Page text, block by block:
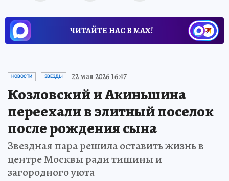
ЧИТАЙТЕ НАС В МАХ!
НОВОСТИ ЗВЕЗДЫ 22 мая 2026 16:47
Козловский и Акиньшина
переехали в элитный поселок
после рождения сына
Звездная пара решила оставить жизнь в
центре Москвы ради тишины и
загородного уюта